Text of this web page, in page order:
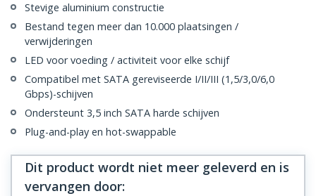
Stevige aluminium constructie
Bestand tegen meer dan 10.000 plaatsingen /
verwijderingen
LED voor voeding / activiteit voor elke schijf
Compatibel met SATA gereviseerde I/II/III (1,5/3,0/6,0
Gbps)-schijven
Ondersteunt 3,5 inch SATA harde schijven
Plug-and-play en hot-swappable
Dit product wordt niet meer geleverd en is
vervangen door: